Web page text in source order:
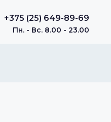
+375 (25) 649-89-69
Пн. - Вс. 8.00 - 23.00